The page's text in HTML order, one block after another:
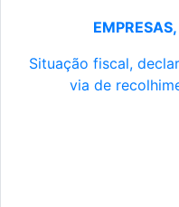
Situação fiscal,
via de